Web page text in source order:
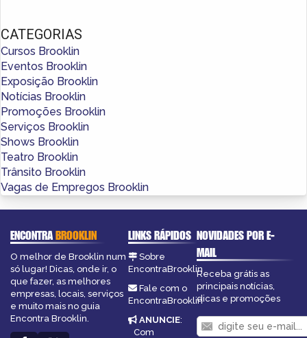
CATEGORIAS
Cursos Brooklin
Eventos Brooklin
Exposição Brooklin
Notícias Brooklin
Promoções Brooklin
Serviços Brooklin
Shows Brooklin
Teatro Brooklin
Trânsito Brooklin
Vagas de Empregos Brooklin
ENCONTRABROOKLIN
O melhor de Brooklin num
só lugar! Dicas, onde ir, o
que fazer, as melhores
empresas, locais, serviços
e muito mais no guia
Encontra Brooklin.
LINKS RÁPIDOS
Sobre
EncontraBrooklin
Fale com o
EncontraBrooklin
ANUNCIE:
Com
NOVIDADES POR E-
MAIL
Receba grátis as
principais notícias,
dicas e promoções